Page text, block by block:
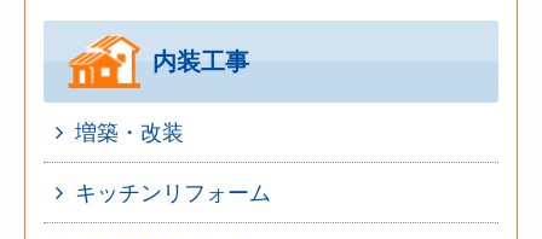
内装工事
増築・改装
キッチンリフォーム